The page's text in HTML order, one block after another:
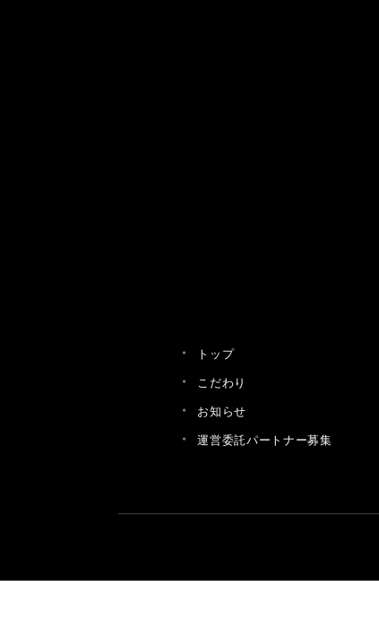
トップ
こだわり
お知らせ
運営委託パートナー募集